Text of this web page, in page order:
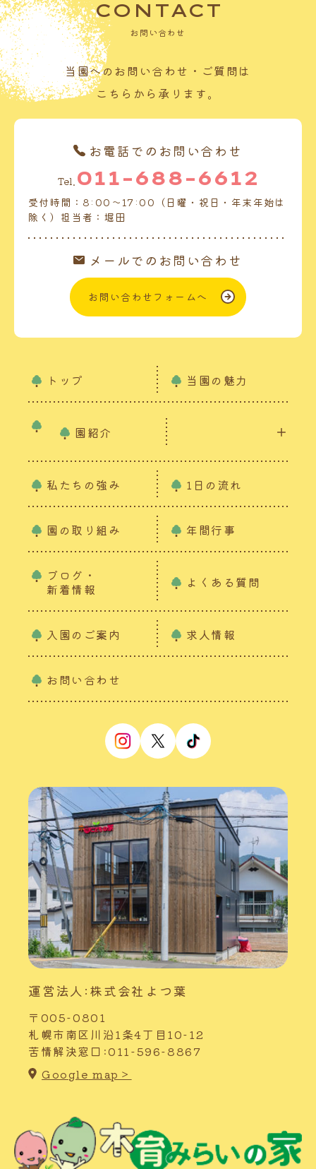
CONTACT
お問い合わせ
当園へのお問い合わせ・ご質問は
こちらから承ります。
お電話でのお問い合わせ
Tel. 011-688-6612
受付時間：8:00～17:00（日曜・祝日・年末年始は
除く）担当者：堀田
メールでのお問い合わせ
お問い合わせフォームへ
トップ 当園の魅力
園紹介
私たちの強み 1日の流れ
園の取り組み 年間行事
ブログ・
新着情報
よくある質問
入園のご案内 求人情報
お問い合わせ
運営法人:株式会社よつ葉
〒005-0801
札幌市南区川沿1条4丁目10-12
苦情解決窓口:011-596-8867
Google map＞